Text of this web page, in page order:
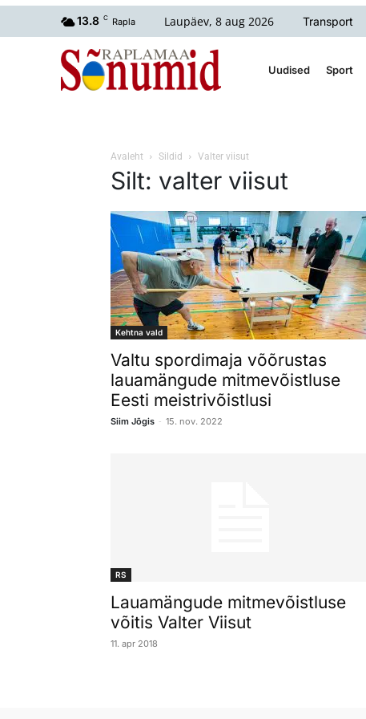
13.8 C Rapla Laupäev, 8 aug 2026 Transport
Uudised Sport
Avaleht Sildid Valter viisut
Silt: valter viisut
Kehtna vald
Valtu spordimaja võõrustas
lauamängude mitmevõistluse
Eesti meistrivõistlusi
Siim Jõgis - 15. nov. 2022
RS
Lauamängude mitmevõistluse
võitis Valter Viisut
11. apr 2018